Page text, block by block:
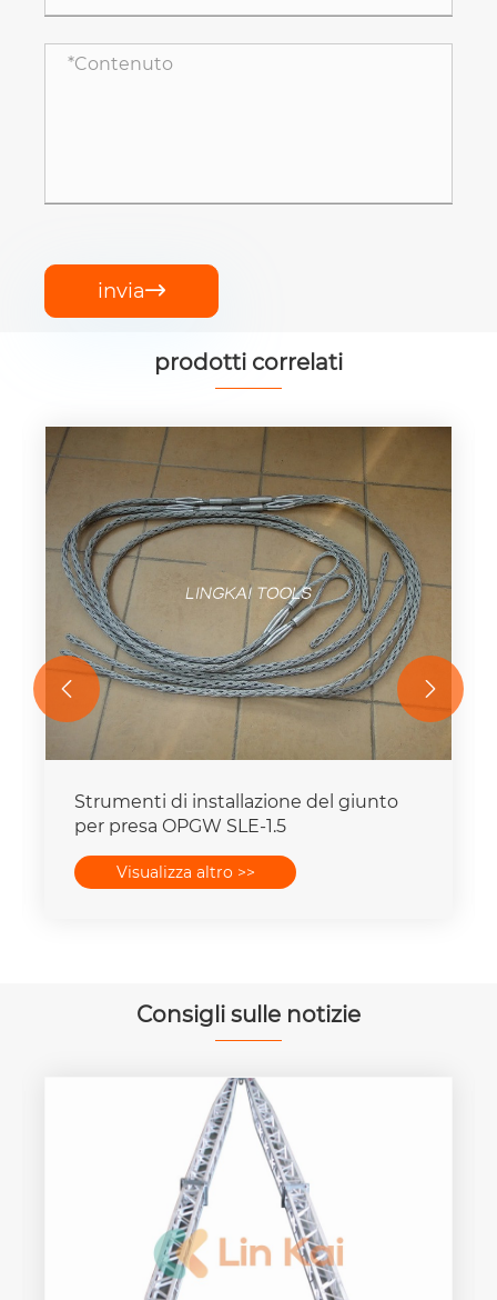
invia
prodotti correlati
Strumenti di installazione del giunto
per presa OPGW SLE-1.5
Visualizza altro >>
 
Consigli sulle notizie